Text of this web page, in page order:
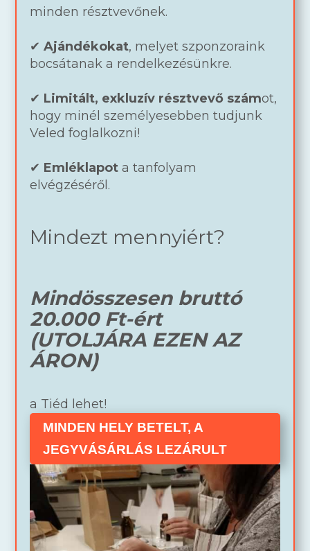
minden résztvevőnek.
✔Ajándékokat, melyet szponzoraink
bocsátanak a rendelkezésünkre.
✔ Limitált, exkluzív résztvevő számot,
hogy minél személyesebben tudjunk
Veled foglalkozni!
✔ Emléklapota tanfolyam
elvégzéséről.
Mindezt mennyiért?
Mindösszesen bruttó
20.000 Ft-ért
(UTOLJÁRA EZEN AZ
ÁRON)
a Tiéd lehet!
MINDEN HELY BETELT, A
JEGYVÁSÁRLÁS LEZÁRULT